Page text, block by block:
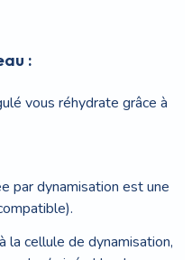
:
vous réhydrate grâce à
par dynamisation est une
la cellule de dynamisation,